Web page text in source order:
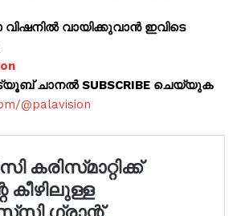
വായിക്കുവാൻ ഇവിടെ
ചാനൽ SUBSCRIBE ചെയ്യുക
@palavision